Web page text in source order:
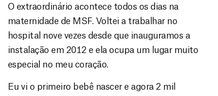
O extraordinário acontece todos os dias na
maternidade de MSF. Voltei a trabalhar no
hospital nove vezes desde que inauguramos a
instalação em 2012 e ela ocupa um lugar muito
especial no meu coração.
Eu vi o primeiro bebê nascer e agora 2 mil